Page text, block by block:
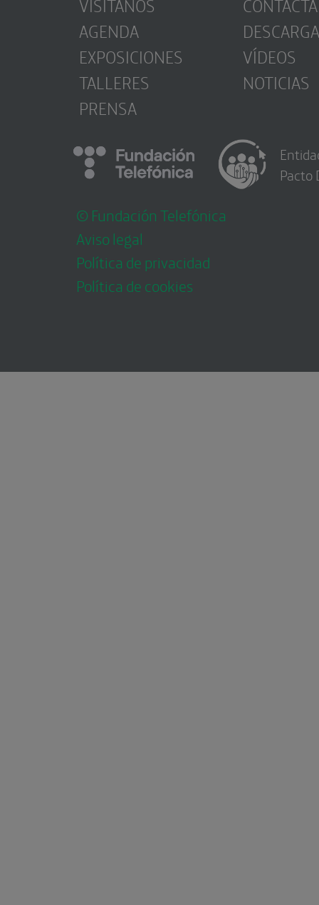
AGENDA
EXPOSICIONES
TALLERES
PRENSA
VÍDEOS
NOTICIAS
© Fundación Telefónica
Aviso legal
Política de privacidad
Política de cookies
Pacto